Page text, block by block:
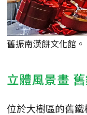
舊振南漢餅文化館
立體風景畫
位於大樹區的舊